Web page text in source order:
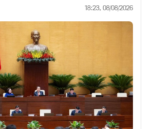
18:23, 08/08/2026